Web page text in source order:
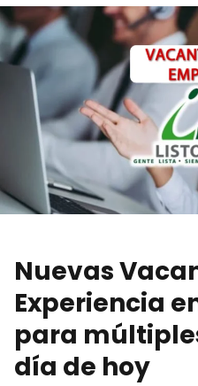
Nuevas
Experiencia
para
día de hoy